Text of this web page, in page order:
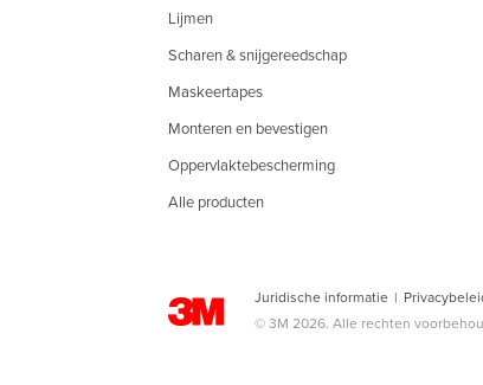
Lijmen
Scharen & snijgereedschap
Maskeertapes
Monteren en bevestigen
Oppervlaktebescherming
Alle producten
Juridische informatie |
© 3M 2026. Alle rechten